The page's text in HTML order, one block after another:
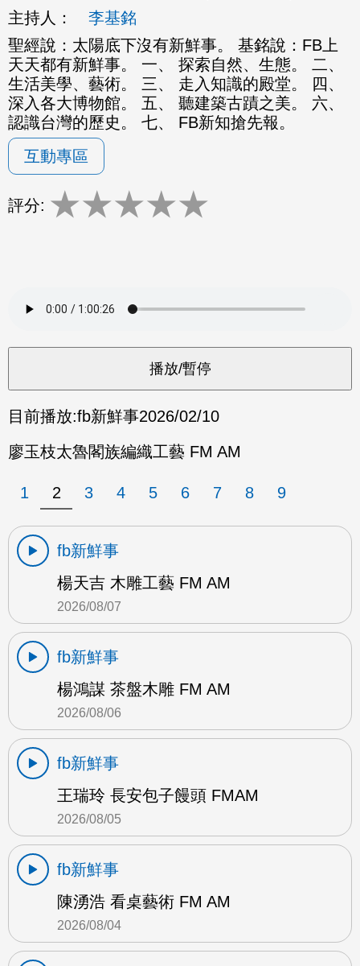
主持人：
李基銘
聖經說：太陽底下沒有新鮮事。 基銘說：FB上
天天都有新鮮事。 一、 探索自然、生態。 二、
生活美學、藝術。 三、 走入知識的殿堂。 四、
深入各大博物館。 五、 聽建築古蹟之美。 六、
認識台灣的歷史。 七、 FB新知搶先報。
互動專區
評分: ★★★★★
目前播放:fb新鮮事2026/02/10
廖玉枝太魯閣族編織工藝 FM AM
1 2 3 4 5 6 7 8 9
fb新鮮事
楊天吉 木雕工藝 FM AM
2026/08/07
fb新鮮事
楊鴻謀 茶盤木雕 FM AM
2026/08/06
fb新鮮事
王瑞玲 長安包子饅頭 FMAM
2026/08/05
fb新鮮事
陳湧浩 看桌藝術 FM AM
2026/08/04